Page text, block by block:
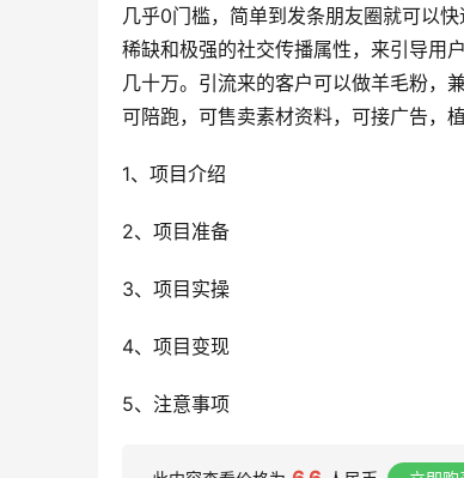
几乎0门槛，简单到发条朋友圈就可以
稀缺和极强的社交传播属性，来引导用
几十万。引流来的客户可以做羊毛粉，
可陪跑，可售卖素材资料，可接广告，
1、项目介绍
2、项目准备
3、项目实操
4、项目变现
5、注意事项